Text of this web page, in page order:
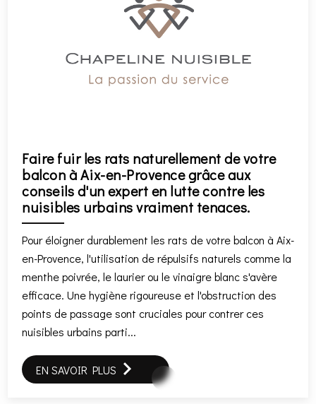
Faire fuir les rats naturellement de votre
balcon à Aix-en-Provence grâce aux
conseils d'un expert en lutte contre les
nuisibles urbains vraiment tenaces.
Pour éloigner durablement les rats de votre balcon à Aix-
en-Provence, l'utilisation de répulsifs naturels comme la
menthe poivrée, le laurier ou le vinaigre blanc s'avère
efficace. Une hygiène rigoureuse et l'obstruction des
points de passage sont cruciales pour contrer ces
nuisibles urbains parti...
EN SAVOIR PLUS